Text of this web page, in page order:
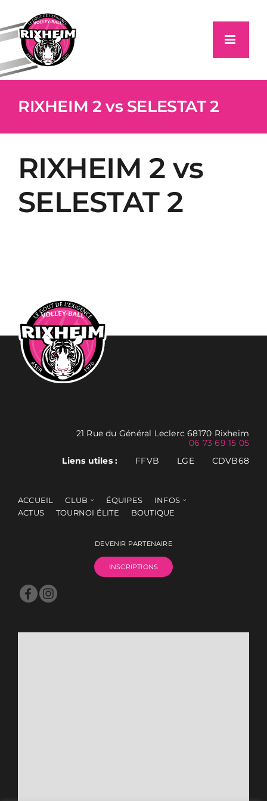
contenu
RIXHEIM 2 vs SELESTAT 2
RIXHEIM 2 vs
SELESTAT 2
21 Rue du Général Leclerc 68170 Rixheim
06 73 69 15 05
Liens utiles :
FFVB LGE CDVB68
ACCUEIL CLUB ÉQUIPES
INFOS
ACTUS
TOURNOI ÉLITE BOUTIQUE
DEVENIR PARTENAIRE
INSCRIPTIONS